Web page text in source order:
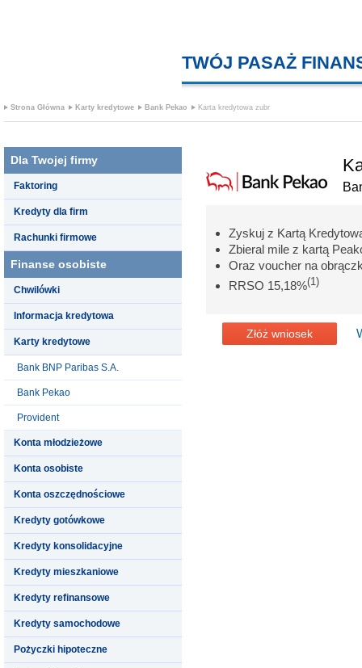
TWÓJ PASAŻ
Strona Główna Karty kredytowe Bank Pekao Karta kredytowa zubr
Dla Twojej firmy
Faktoring
Kredyty dla firm
Rachunki firmowe
Finanse osobiste
Chwilówki
Informacja kredytowa
Karty kredytowe
Bank BNP Paribas S.A.
Bank Pekao
Provident
Konta młodzieżowe
Konta osobiste
Konta oszczędnościowe
Kredyty gotówkowe
Kredyty konsolidacyjne
Kredyty mieszkaniowe
Kredyty refinansowe
Kredyty samochodowe
Pożyczki hipoteczne
Zyskuj z Kartą
Zbieral mile z kartą
Oraz voucher na
RRSO 15,18%(1)
Złóż wniosek